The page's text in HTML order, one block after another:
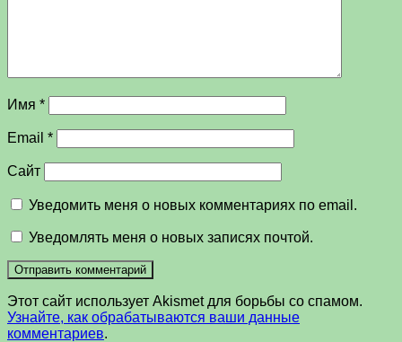
Имя *
Email *
Сайт
Уведомить меня о новых комментариях по email.
Уведомлять меня о новых записях почтой.
Этот сайт использует Akismet для борьбы со спамом.
Узнайте, как обрабатываются ваши данные
комментариев.